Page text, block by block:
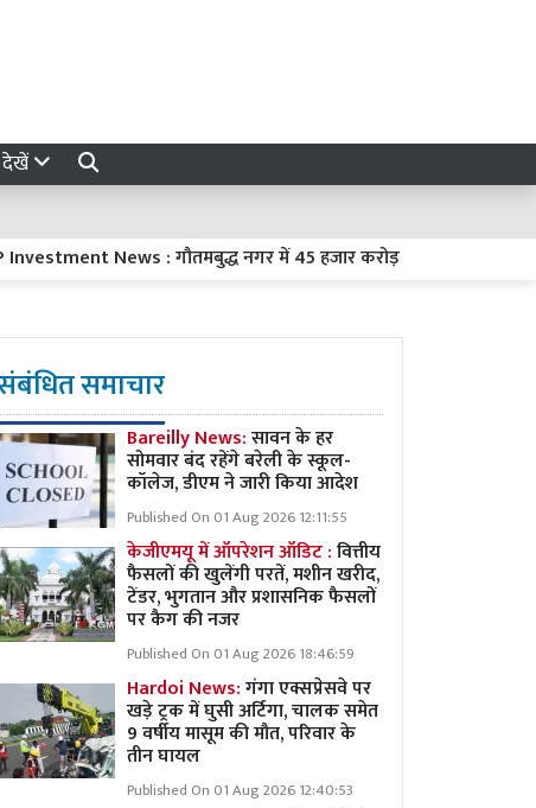
News : गौतमबुद्ध नगर में 45 हजार करोड़ रुपये का निवेश करेंगी 8
समाचार
Bareilly News:सावन के हर
सोमवार बंद रहेंगे बरेली के स्कूल-
कॉलेज, डीएम ने जारी किया आदेश
Published On 01 Aug 2026 12:11:55
केजीएमयू में ऑपरेशन ऑडिट :वित्तीय
फैसलों की खुलेंगी परतें, मशीन खरीद,
टेंडर, भुगतान और प्रशासनिक फैसलों
पर कैग की नजर
Published On 01 Aug 2026 18:46:59
Hardoi News:गंगा एक्सप्रेसवे पर
खड़े ट्रक में घुसी अर्टिगा, चालक समेत
9 वर्षीय मासूम की मौत, परिवार के
तीन घायल
Published On 01 Aug 2026 12:40:53